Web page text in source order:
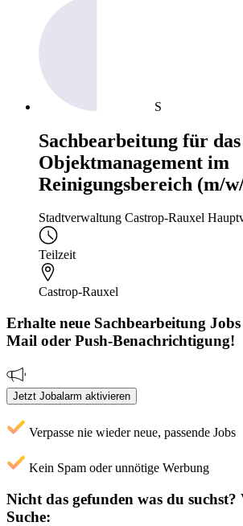
S
Sachbearbeitung für das
Objektmanagement im
Reinigungsbereich (m/
Stadtverwaltung Castrop-Rauxel
Teilzeit
Castrop-Rauxel
Erhalte neue Sachbearbeitung Jobs
Mail oder Push-Benachrichtigung!
Jetzt Jobalarm aktivieren
Verpasse nie wieder neue, passende Jobs
Kein Spam oder unnötige Werbung
Nicht das gefunden was du suchst?
Suche: